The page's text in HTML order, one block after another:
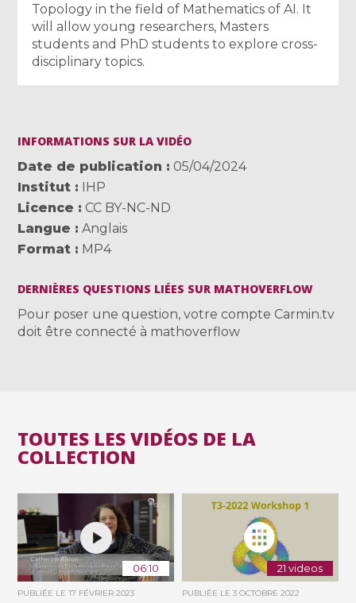
Topology in the field of Mathematics of AI. It
will allow young researchers, Masters
students and PhD students to explore cross-
disciplinary topics.
INFORMATIONS SUR LA VIDÉO
Date de publication
05/04/2024
Institut
IHP
Licence
CC BY-NC-ND
Langue
Anglais
Format
MP4
DERNIÈRES QUESTIONS LIÉES SUR MATHOVERFLOW
Pour poser une question, votre compte Carmin.tv
doit être connecté à mathoverflow
TOUTES LES VIDÉOS DE LA
COLLECTION
06:10
PUBLIÉE LE17 FÉVRIER 2023
21 videos
PUBLIÉE LE 3 OCTOBRE 2022